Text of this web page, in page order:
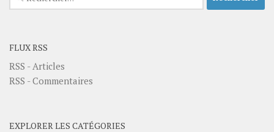
FLUX RSS
RSS - Articles
RSS - Commentaires
EXPLORER LES CATÉGORIES